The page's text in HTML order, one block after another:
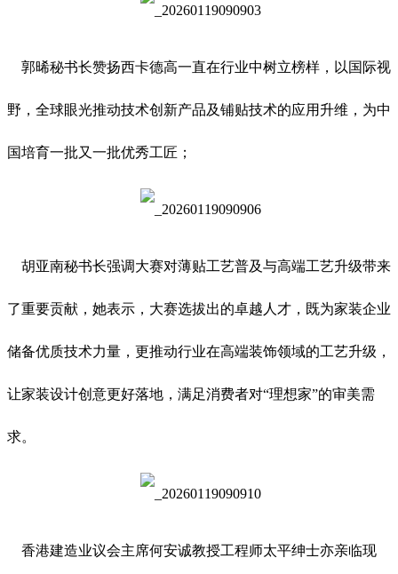
郭晞秘书长赞扬西卡德高一直在行业中树立榜样，以国际视
野，全球眼光推动技术创新产品及铺贴技术的应用升维，为中
国培育一批又一批优秀工匠；
胡亚南秘书长强调大赛对薄贴工艺普及与高端工艺升级带来
了重要贡献，她表示，大赛选拔出的卓越人才，既为家装企业
储备优质技术力量，更推动行业在高端装饰领域的工艺升级，
让家装设计创意更好落地，满足消费者对“理想家”的审美需
求。
香港建造业议会主席何安诚教授工程师太平绅士亦亲临现